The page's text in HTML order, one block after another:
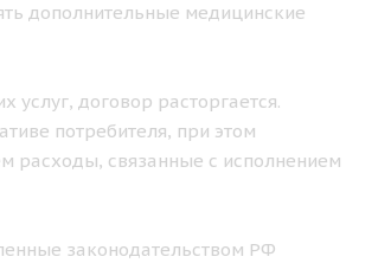
дополнительные медицинские
услуг, договор расторгается.
потребителя, при этом
расходы, связанные с исполнением
законодательством РФ